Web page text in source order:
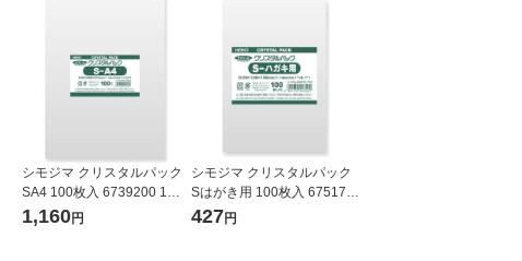
シモジマ クリスタルパック
SA4 100枚入 6739200 1袋
(100枚入)
1,160円
シモジマ クリスタルパック
Sはがき用 100枚入 675170
0 1袋(100枚入)
427円